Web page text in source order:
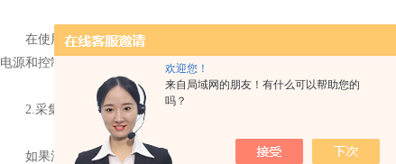
欢迎您！
来自局域网的朋友！有什么可以帮助您的
吗？
在使用浮游菌采样器时，如果无法将其启动或无法正常停止，则可
电源和控制面板，确保它们的连接和设置都正确，并且没有其他故障。
2.采集体积不准确
如果浮游菌采样器无法正确采集特定体积的水样，则可能是由于采